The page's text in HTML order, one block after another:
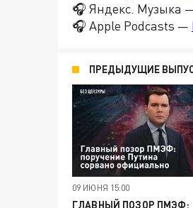
🎧 Яндекс. Музыка
🎧 Apple Podcasts —
ПРЕДЫДУЩИЕ
09 ИЮНЯ 15:00
ГЛАВНЫЙ ПОЗОР ПМЭФ: